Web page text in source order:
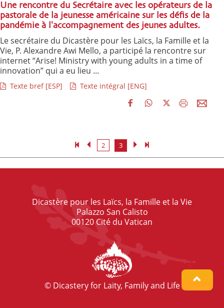
Une rencontre du Secrétaire avec les opérateurs de la
pastorale de la jeunesse américaine sur les défis de la
pandémie à l'accompagnement des jeunes adultes.
Le secrétaire du Dicastère pour les Laïcs, la Famille et la
Vie, P. Alexandre Awi Mello, a participé la rencontre sur
internet “Arise! Ministry with young adults in a time of
innovation” qui a eu lieu ...
Texte bref [ESP] Texte intégral [ENG]
2 3
Dicastère pour les Laïcs, la Famille et la Vie
Palazzo San Calisto
00120 Cité du Vatican
© Dicastery for Laity, Family and Life